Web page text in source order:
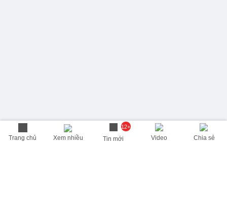
Trang chủ Xem nhiều
12+
Tin mới Video Chia sẻ